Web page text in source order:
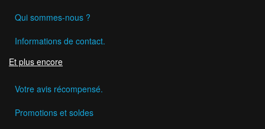
Qui sommes-nous ?
Informations de contact.
Et plus encore
Votre avis récompensé.
Promotions et soldes